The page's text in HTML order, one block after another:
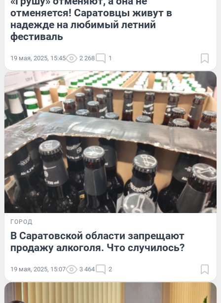
отменяется! Саратовцы живут в
надежде на любимый летний
фестиваль
19 мая, 2025, 15:45 2 268 1
ГОРОД
В Саратовской области запрещают
продажу алкоголя. Что случилось?
19 мая, 2025, 15:07 3 464 2